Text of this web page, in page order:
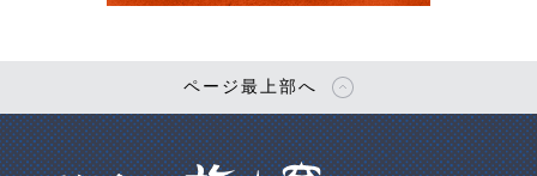
ページ最上部へ